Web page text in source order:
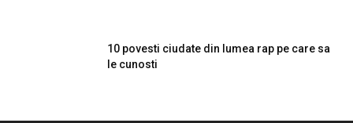
10 povesti ciudate din lumea rap pe care sa
le cunosti